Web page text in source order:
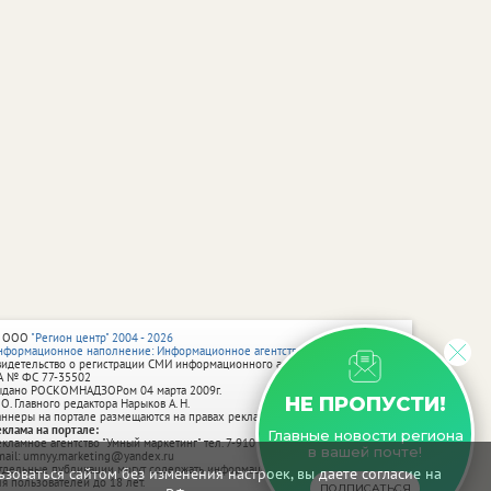
сайтом без изменения настроек, вы даете согласие на
НЕ ПРОПУСТИ!
Главные новости региона
в вашей почте!
"Регион центр" 2004 - 2026
наполнение: Информационное агентство vRossii.ru
о регистрации СМИ информационного агентства vRossii.ru
№ ФС 77‑35502
РОСКОМНАДЗОРом 04 марта 2009г.
Главного редактора Нарыков А. Н.
на портале размещаются на правах рекламы.
на портале:
агентство "Умный маркетинг" тел. 7-910-267-70-40,
umnyy.marketing@yandex.ru
публикации могут содержать информацию, не предназначенную
пользователей до 18 лет.